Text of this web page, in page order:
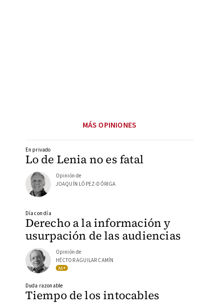
MÁS OPINIONES
Lo de Lenia no es fatal
En privado
Opinión de
JOAQUÍN LÓPEZ-DÓRIGA
Derecho a la información y
usurpación de las audiencias
Día con día
Opinión de
HÉCTOR AGUILAR CAMÍN
Tiempo de los intocables
Duda razonable